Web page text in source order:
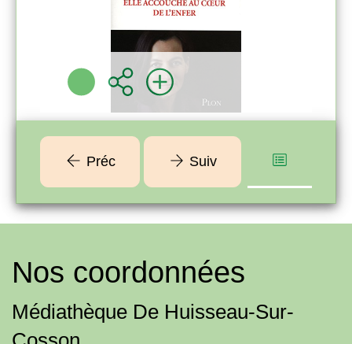
Plus d'infos
Préc Suiv
Nos coordonnées
Médiathèque De Huisseau-Sur-